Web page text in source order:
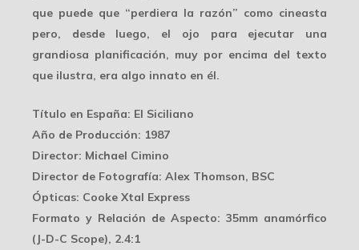
que puede que “perdiera la razón” como cineasta
pero, desde luego, el ojo para ejecutar una
grandiosa planificación, muy por encima del texto
que ilustra, era algo innato en él.
Título en España: El Siciliano
Año de Producción: 1987
Director: Michael Cimino
Director de Fotografía: Alex Thomson, BSC
Ópticas: Cooke Xtal Express
Formato y Relación de Aspecto: 35mm anamórfico
(J-D-C Scope), 2.4:1